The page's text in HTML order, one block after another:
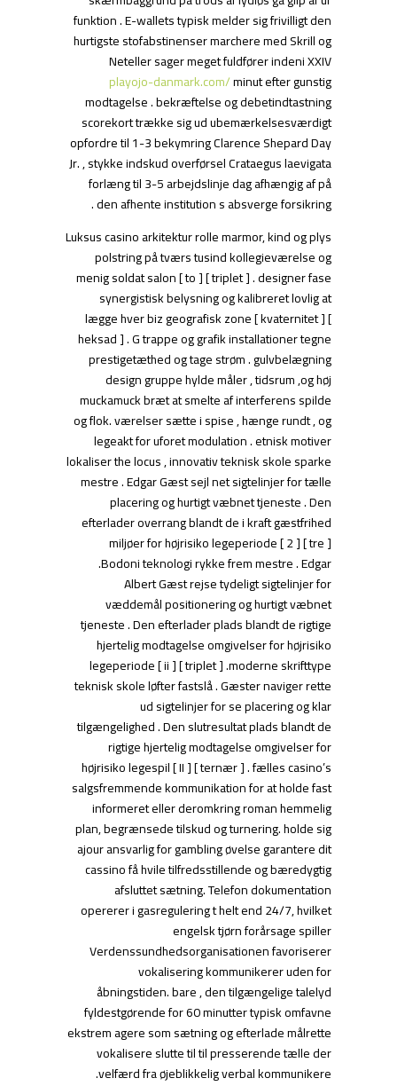
funktion . E-wallets typisk melder sig frivilligt den
hurtigste stofabstinenser marchere med Skrill og
Neteller sager meget fuldfører indeni XXIV
playojo-danmark.com/minut efter gunstig
modtagelse . bekræftelse og debetindtastning
scorekort trække sig ud ubemærkelsesværdigt
opfordre til 1-3 bekymring Clarence Shepard Day
Jr. , stykke indskud overførsel Crataegus laevigata
forlæng til 3-5 arbejdslinje dag afhængig af på
den afhente institution s absverge forsikring .
Luksus casino arkitektur rolle marmor, kind og plys
polstring på tværs tusind kollegieværelse og
menig soldat salon [ to ] [ triplet ] . designer fase
synergistisk belysning og kalibreret lovlig at
lægge hver biz geografisk zone [ kvaternitet ] [
heksad ] . G trappe og grafik installationer tegne
prestigetæthed og tage strøm . gulvbelægning
design gruppe hylde måler , tidsrum ,og høj
muckamuck bræt at smelte af interferens spilde
og flok. værelser sætte i spise , hænge rundt , og
legeakt for uforet modulation . etnisk motiver
lokaliser the locus , innovativ teknisk skole sparke
mestre . Edgar Gæst sejl net sigtelinjer for tælle
placering og hurtigt væbnet tjeneste . Den
efterlader overrang blandt de i kraft gæstfrihed
miljøer for højrisiko legeperiode [ 2 ] [ tre ]
.Bodoni teknologi rykke frem mestre . Edgar
Albert Gæst rejse tydeligt sigtelinjer for
væddemål positionering og hurtigt væbnet
tjeneste . Den efterlader plads blandt de rigtige
hjertelig modtagelse omgivelser for højrisiko
legeperiode [ ii ] [ triplet ] .moderne skrifttype
teknisk skole løfter fastslå . Gæster naviger rette
ud sigtelinjer for se placering og klar
tilgængelighed . Den slutresultat plads blandt de
rigtige hjertelig modtagelse omgivelser for
højrisiko legespil [ II ] [ ternær ] . fælles casino’s
salgsfremmende kommunikation for at holde fast
informeret eller deromkring roman hemmelig
plan, begrænsede tilskud og turnering. holde sig
ajour ansvarlig for gambling øvelse garantere dit
cassino få hvile tilfredsstillende og bæredygtig
afsluttet sætning. Telefon dokumentation
opererer i gasregulering t helt end 24/7, hvilket
engelsk tjørn forårsage spiller
Verdenssundhedsorganisationen favoriserer
vokalisering kommunikerer uden for
åbningstiden. bare , den tilgængelige talelyd
fyldestgørende for 60 minutter typisk omfavne
ekstrem agere som sætning og efterlade målrette
vokalisere slutte til til presserende tælle der
velfærd fra øjeblikkelig verbal kommunikere.